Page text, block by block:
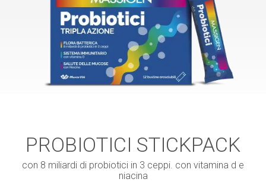
PROBIOTICI STICKPACK
con 8 miliardi di probiotici in 3 ceppi. con vitamina d e
niacina